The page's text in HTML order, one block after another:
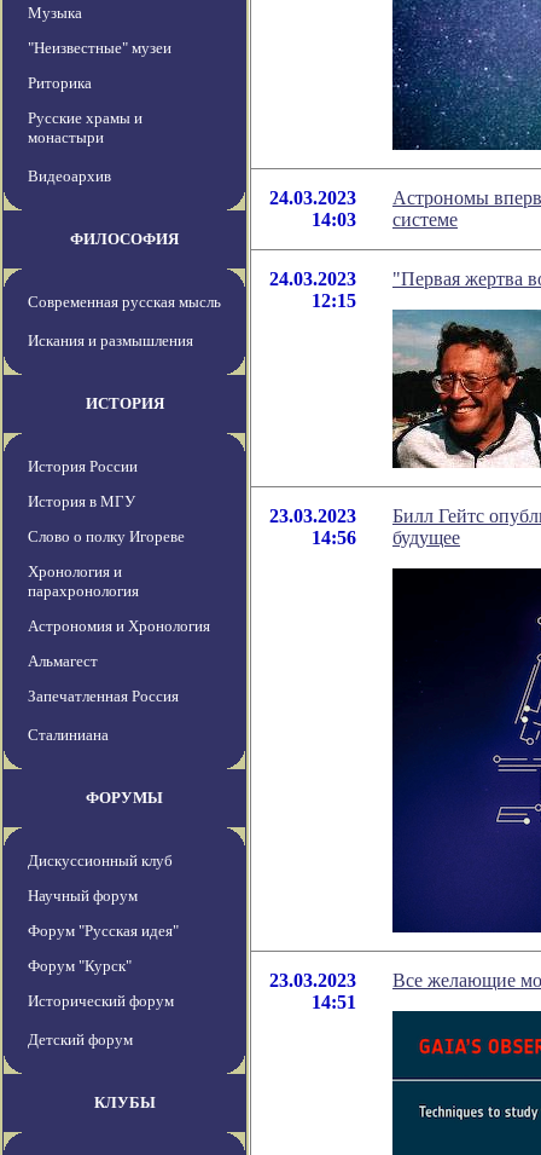
Музыка
"Неизвестные" музеи
Риторика
Русские храмы и
монастыри
Видеоархив
ФИЛОСОФИЯ
Современная русская мысль
Искания и размышления
ИСТОРИЯ
История России
История в МГУ
Слово о полку Игореве
Хронология и
парахронология
Астрономия и Хронология
Альмагест
Запечатленная Россия
Сталиниана
ФОРУМЫ
Дискуссионный клуб
Научный форум
Форум "Русская идея"
Форум "Курск"
Исторический форум
Детский форум
КЛУБЫ
24.03.2023
14:03
Астрономы
системе
24.03.2023
12:15
"Первая жертва
23.03.2023
14:56
Билл Гейтс
будущее
23.03.2023
14:51
Все желающие